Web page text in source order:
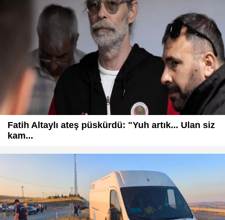
Fatih Altaylı ateş püskürdü: "Yuh artık... Ulan siz
kam...